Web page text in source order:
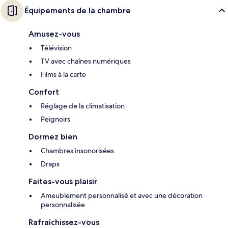
Équipements de la chambre
Amusez-vous
Télévision
TV avec chaînes numériques
Films à la carte
Confort
Réglage de la climatisation
Peignoirs
Dormez bien
Chambres insonorisées
Draps
Faites-vous plaisir
Ameublement personnalisé et avec une décoration
personnalisée
Rafraîchissez-vous